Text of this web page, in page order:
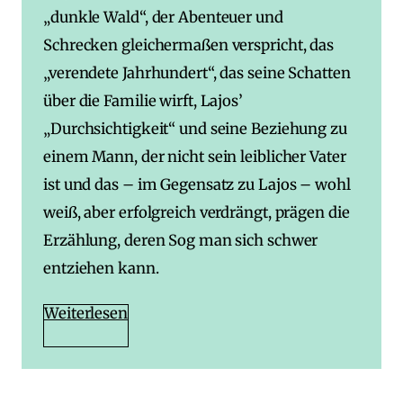
„dunkle Wald“, der Abenteuer und
Schrecken gleichermaßen verspricht, das
„verendete Jahrhundert“, das seine Schatten
über die Familie wirft, Lajos’
„Durchsichtigkeit“ und seine Beziehung zu
einem Mann, der nicht sein leiblicher Vater
ist und das – im Gegensatz zu Lajos – wohl
weiß, aber erfolgreich verdrängt, prägen die
Erzählung, deren Sog man sich schwer
entziehen kann.
Weiterlesen